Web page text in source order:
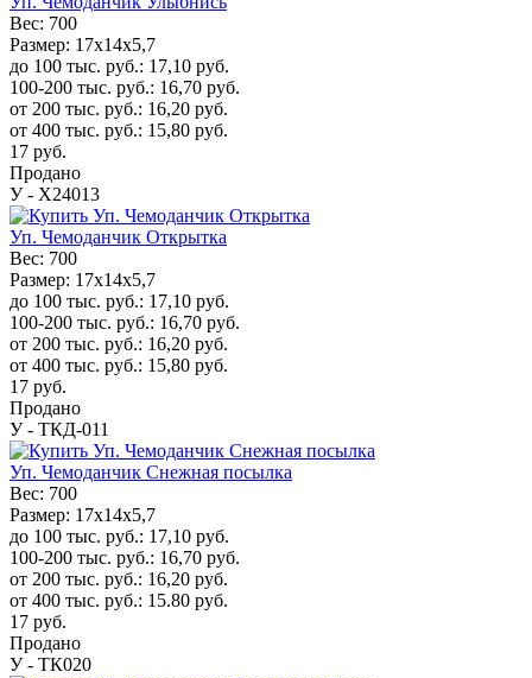
Вес: 700
Размер: 17x14x5,7
до 100 тыс. руб.: 17,10 руб.
100-200 тыс. руб.: 16,70 руб.
от 200 тыс. руб.: 16,20 руб.
от 400 тыс. руб.: 15,80 руб.
17 руб.
Продано
У - Х24013
Уп. Чемоданчик Открытка
Вес: 700
Размер: 17x14x5,7
до 100 тыс. руб.: 17,10 руб.
100-200 тыс. руб.: 16,70 руб.
от 200 тыс. руб.: 16,20 руб.
от 400 тыс. руб.: 15,80 руб.
17 руб.
Продано
У - ТКД-011
Уп. Чемоданчик Снежная посылка
Вес: 700
Размер: 17x14x5,7
до 100 тыс. руб.: 17,10 руб.
100-200 тыс. руб.: 16,70 руб.
от 200 тыс. руб.: 16,20 руб.
от 400 тыс. руб.: 15.80 руб.
17 руб.
Продано
У - ТК020